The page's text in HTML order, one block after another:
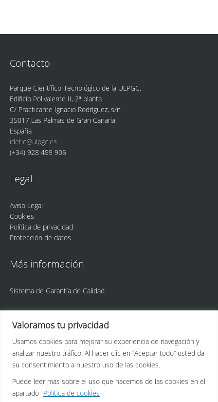
Valoramos tu privacidad
Usamos cookies para mejorar su experiencia de navegación y
analizar nuestro tráfico. Al hacer clic en “Aceptar todo” usted da
su consentimiento a nuestro uso de las cookies.
Puede leer más sobre el uso que hacemos de las cookies en el
apartado Política de cookies
Contacto
Parque Científico-Tecnológico de la ULPGC,
Edificio Polivalente II, 2ª planta
C/ Practicante Ignacio Rodríguez, s/n
35017 Las Palmas de Gran Canaria
España
idetic@ulpgc.es
(+34) 928 459 905
Legal
Aviso Legal
Cookies
Política de privacidad
Protección de datos
Más información
Sistema de Garantía de Calidad
ULPGC Idetic